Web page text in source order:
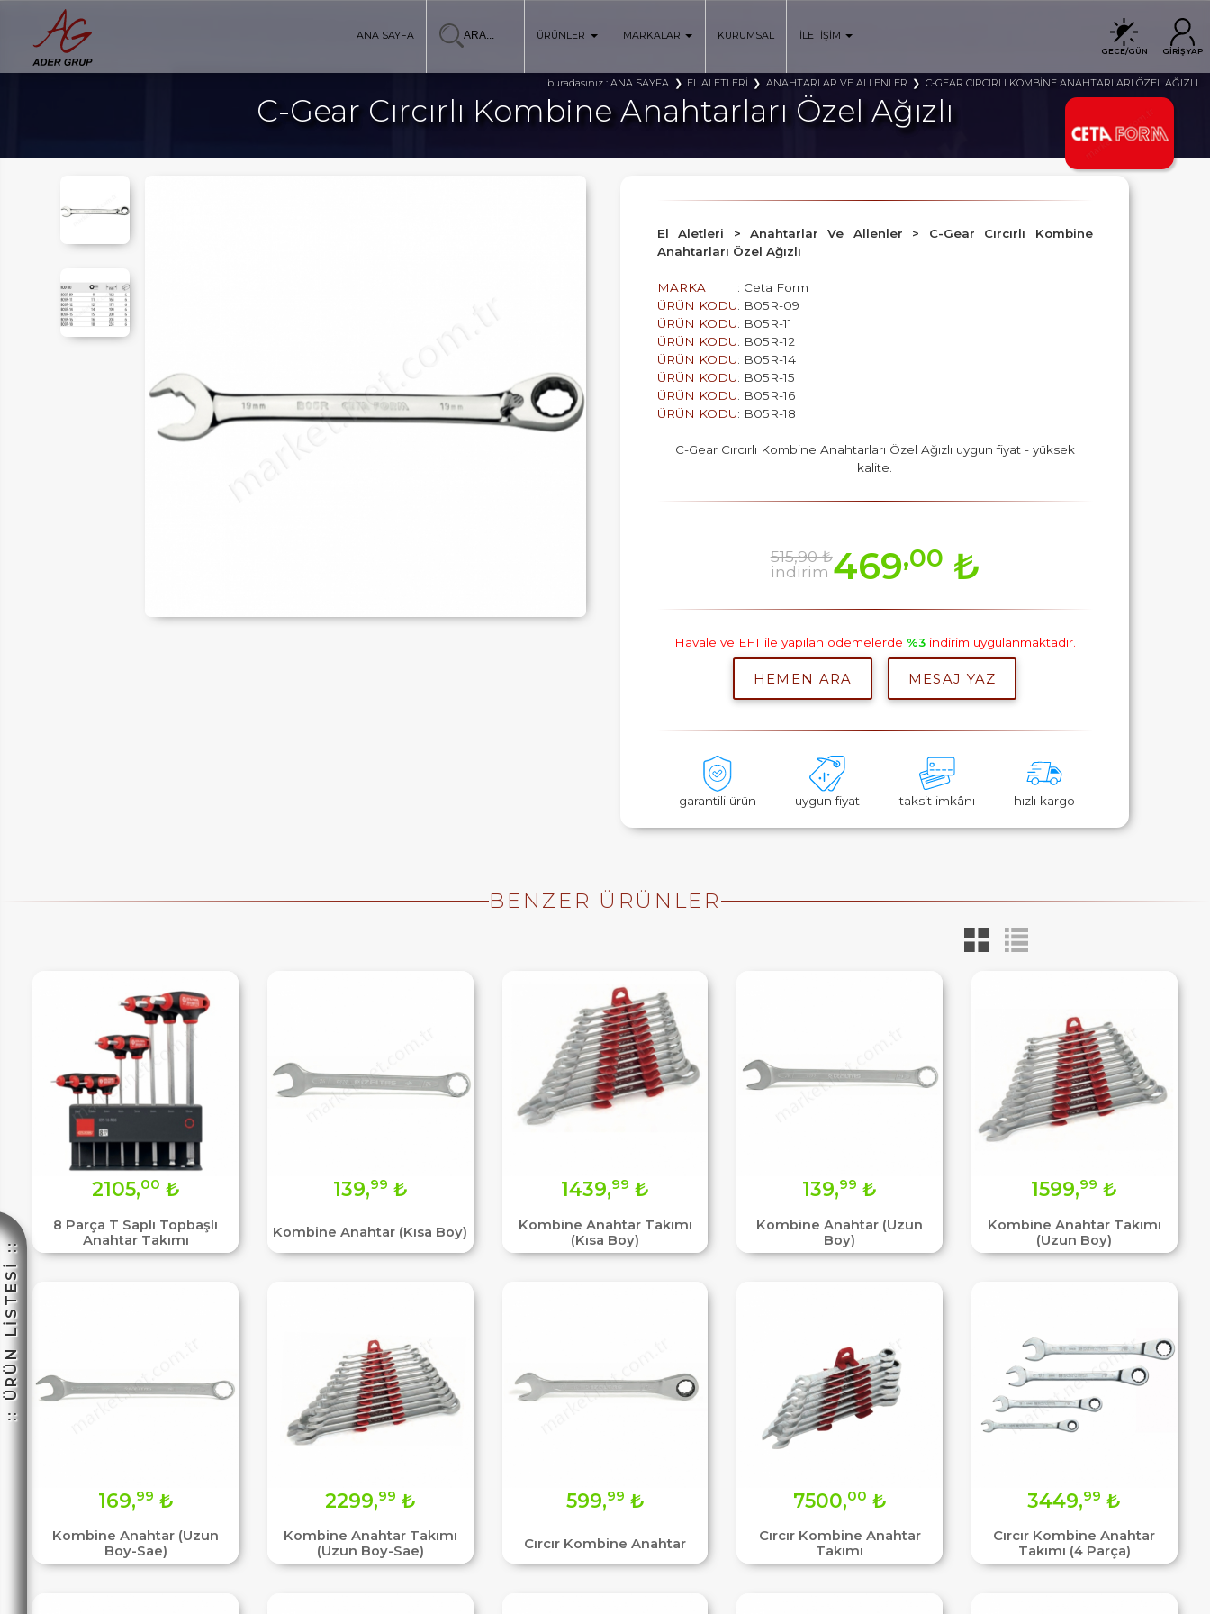
:: ÜRÜN LİSTESİ ::
GECE/GÜN GİRİŞ YAP
ANA SAYFA ÜRÜNLER MARKALAR KURUMSAL İLETİŞİM
buradasınız :ANA SAYFA EL ALETLERİ ANAHTARLAR VE ALLENLER C-GEAR CIRCIRLI KOMBİNE ANAHTARLARI ÖZEL AĞIZLI
C-Gear Cırcırlı Kombine Anahtarları Özel Ağızlı
El Aletleri > Anahtarlar Ve Allenler > C-Gear Cırcırlı Kombine
Anahtarları Özel Ağızlı
MARKA
: Ceta Form
ÜRÜN KODU: B05R-09
ÜRÜN KODU: B05R-11
ÜRÜN KODU: B05R-12
ÜRÜN KODU: B05R-14
ÜRÜN KODU: B05R-15
ÜRÜN KODU: B05R-16
ÜRÜN KODU: B05R-18
C-Gear Cırcırlı Kombine Anahtarları Özel Ağızlı uygun fiyat - yüksek
kalite.
515,90 ₺
indirim 469,00 ₺
Havale ve EFT ile yapılan ödemelerde %3indirim uygulanmaktadır.
HEMEN ARA MESAJ YAZ
garantili ürün uygun fiyat taksit imkânı hızlı kargo
BENZER ÜRÜNLER
8 Parça T Saplı Topbaşlı
Anahtar Takımı
2105,00 ₺
Kombine Anahtar (Kısa Boy)
139,99 ₺
Kombine Anahtar Takımı
(Kısa Boy)
1439,99 ₺
Kombine Anahtar (Uzun
Boy)
139,99 ₺
Kombine Anahtar Takımı
(Uzun Boy)
1599,99 ₺
Kombine Anahtar (Uzun
Boy-Sae)
169,99 ₺
Kombine Anahtar Takımı
(Uzun Boy-Sae)
2299,99 ₺
Cırcır Kombine Anahtar
599,99 ₺
Cırcır Kombine Anahtar
Takımı
7500,00 ₺
Cırcır Kombine Anahtar
Takımı (4 Parça)
3449,99 ₺